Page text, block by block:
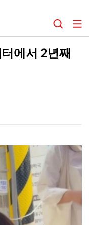
에서 2년째